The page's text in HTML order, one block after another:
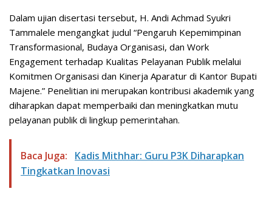
Dalam ujian disertasi tersebut, H. Andi Achmad Syukri
Tammalele mengangkat judul “Pengaruh Kepemimpinan
Transformasional, Budaya Organisasi, dan Work
Engagement terhadap Kualitas Pelayanan Publik melalui
Komitmen Organisasi dan Kinerja Aparatur di Kantor Bupati
Majene.” Penelitian ini merupakan kontribusi akademik yang
diharapkan dapat memperbaiki dan meningkatkan mutu
pelayanan publik di lingkup pemerintahan.
Baca Juga:
Kadis Mithhar: Guru P3K Diharapkan
Tingkatkan Inovasi